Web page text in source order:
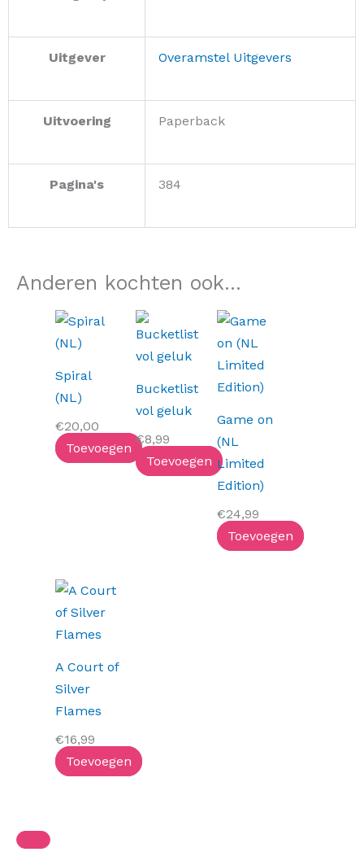
Uitgever Overamstel Uitgevers
Uitvoering Paperback
Pagina's 384
Anderen kochten ook...
Spiral
(NL)
€20,00
Toevoegen
Bucketlist
vol geluk
€8,99
Toevoegen
Game on
(NL
Limited
Edition)
€24,99
Toevoegen
A Court of
Silver
Flames
€16,99
Toevoegen